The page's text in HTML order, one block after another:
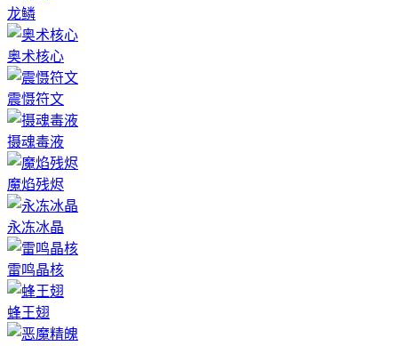
龙鳞
奥术核心
震慑符文
摄魂毒液
魔焰残烬
永冻冰晶
雷鸣晶核
蜂王翅